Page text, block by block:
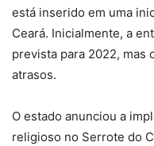
está inserido em uma
Ceará. Inicialmente, a
prevista para 2022, mas
atrasos.
O estado anunciou a
religioso no Serrote do